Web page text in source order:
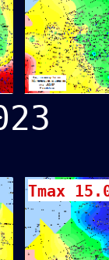
Tmax